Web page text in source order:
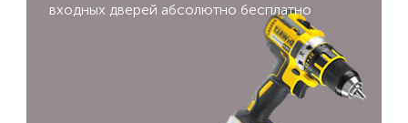
входных дверей абсолютно бесплатно